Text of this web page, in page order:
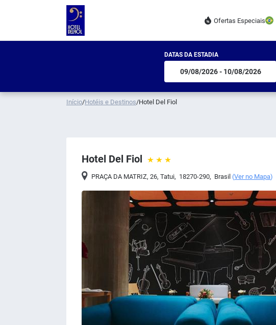
Ofertas Especiais
DATAS DA ESTADIA
Início/Hotéis e Destinos/Hotel Del Fiol
Hotel Del Fiol
PRAÇA DA MATRIZ, 26,Tatui, 18270-290, Brasil (Ver no Mapa)